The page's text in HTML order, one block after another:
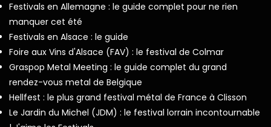
Festivals en Allemagne : le guide complet pour ne rien
manquer cet été
Festivals en Alsace : le guide
Foire aux Vins d'Alsace (FAV) : le festival de Colmar
Graspop Metal Meeting : le guide complet du grand
rendez-vous metal de Belgique
Hellfest : le plus grand festival métal de France à Clisson
Le Jardin du Michel (JDM) : le festival lorrain incontournable